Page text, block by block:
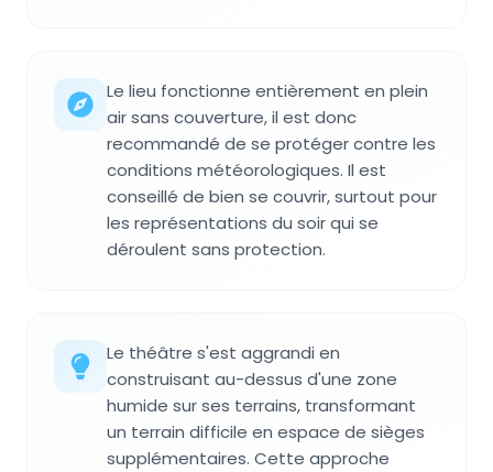
Le lieu fonctionne entièrement en plein
air sans couverture, il est donc
recommandé de se protéger contre les
conditions météorologiques. Il est
conseillé de bien se couvrir, surtout pour
les représentations du soir qui se
déroulent sans protection.
Le théâtre s'est aggrandi en
construisant au-dessus d'une zone
humide sur ses terrains, transformant
un terrain difficile en espace de sièges
supplémentaires. Cette approche